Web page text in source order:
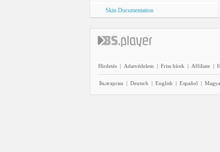
Skin Documentation
Hirdetés | Adatvédelem | Friss hírek | Affiliate |
Български | Deutsch | English | Español |